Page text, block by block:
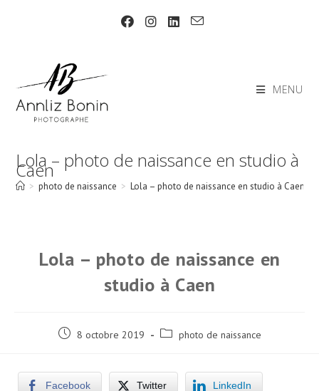
MENU
Lola – photo de naissance en studio à
Caen
> photo de naissance > Lola – photo de naissance en studio à Caen
Lola – photo de naissance en
studio à Caen
Post 8 octobre 2019
Post photo de naissance
Facebook Twitter LinkedIn